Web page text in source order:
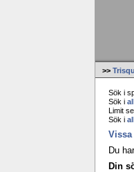
>>
Sök i
Sök i
Limit
Sök i
Vissa
Du
Din